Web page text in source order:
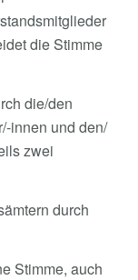
die Stimme
die/den
innen und den/
zwei
durch
Stimme, auch